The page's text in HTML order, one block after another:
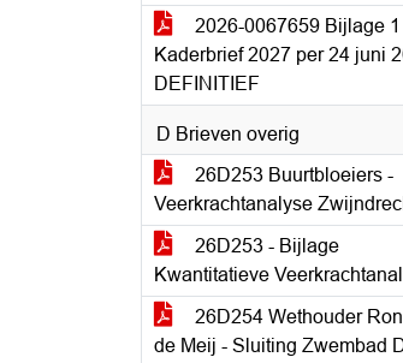
2026-0067659 Bijlage 1
Kaderbrief 2027 per 24 juni
DEFINITIEF
D Brieven overig
26D253 Buurtbloeiers -
Veerkrachtanalyse
26D253 - Bijlage
Kwantitatieve
26D254 Wethouder
de Meij - Sluiting Zwembad